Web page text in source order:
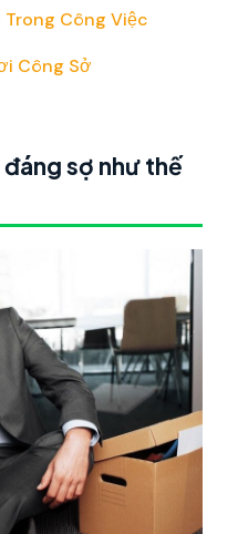
Trong Công Việc
Công Sở
sợ như thế